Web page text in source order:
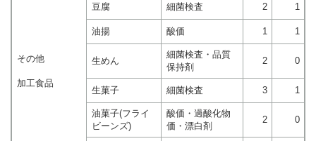
その他
加工食品
豆腐 細菌検査 2 1
油揚 酸価 1 1
生めん
細菌検査・品質
保持剤
2 0
生菓子 細菌検査 3 1
油菓子(フライ
ビーンズ)
酸価・過酸化物
価・漂白剤
2 0